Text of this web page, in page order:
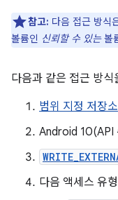
참고: 다음 접근 방식
볼륨인 신뢰할 수 있는볼
다음과 같은 접근 방식
범위 지정 저장소
Android 10(API
다음 액세스 유